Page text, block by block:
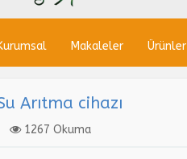
Makaleler Ürünler
Arıtma cihazı
1267 Okuma